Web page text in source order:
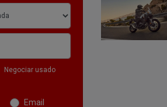
Negociar usado
Email